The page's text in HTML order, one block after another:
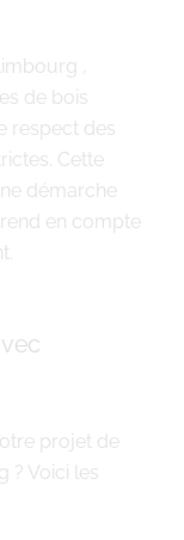
,
de bois
respect des
Cette
démarche
en compte
projet de
? Voici les